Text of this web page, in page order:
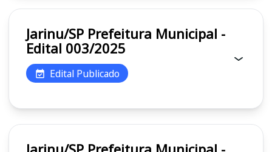
Jarinu/SP Prefeitura Municipal -
Edital 003/2025
Edital Publicado